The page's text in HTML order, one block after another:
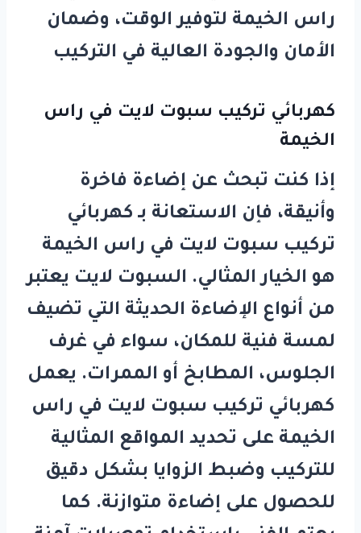
راس الخيمة لتوفير الوقت، وضمان
الأمان والجودة العالية في التركيب
كهربائي تركيب سبوت لايت في راس
الخيمة
إذا كنت تبحث عن إضاءة فاخرة
وأنيقة، فإن الاستعانة بـ كهربائي
تركيب سبوت لايت في راس الخيمة
هو الخيار المثالي. السبوت لايت يعتبر
من أنواع الإضاءة الحديثة التي تضيف
لمسة فنية للمكان، سواء في غرف
الجلوس، المطابخ أو الممرات. يعمل
كهربائي تركيب سبوت لايت في راس
الخيمة على تحديد المواقع المثالية
للتركيب وضبط الزوايا بشكل دقيق
للحصول على إضاءة متوازنة. كما